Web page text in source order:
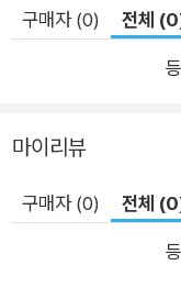
조하며 공동체 의식
년에 완공된 최삼영 건
하며 친환경적인 방식
험을 제공하는 전시 공간이 되었다. 건축이
조성룡 건축가가 지
개의 독립된 공간이
를 인식하고 소통할 수
도시를 살아가는 사람
구매자 (0) 전체
마이리뷰
구매자 (0) 전체